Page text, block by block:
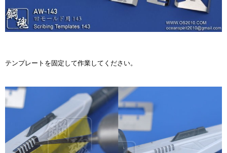
テンプレートを固定して作業してください。